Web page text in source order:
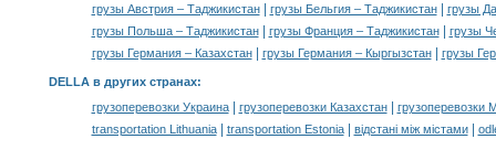
грузы Австрия – Таджикистан| грузы Бельгия – Таджикистан|
грузы
грузы Польша – Таджикистан| грузы Франция – Таджикистан|
грузы
грузы Германия – Казахстан| грузы Германия – Кыргызстан| грузы
DELLA в других странах:
грузоперевозки Украина| грузоперевозки Казахстан|
грузоперевозки
transportation Lithuania| transportation Estonia| відстані між містами|